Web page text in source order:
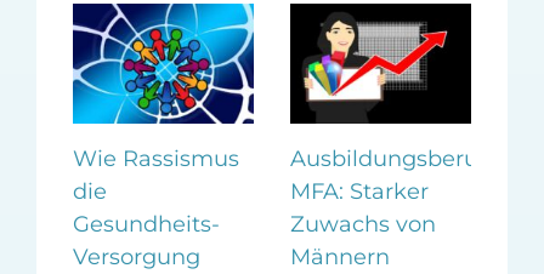
Wie Rassismus
die
Gesundheits-
Versorgung
Ausbildungsberuf
MFA: Starker
Zuwachs von
Männern